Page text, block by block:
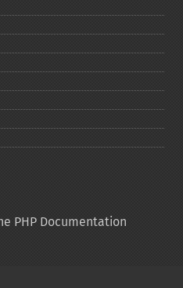
PHP Documentation